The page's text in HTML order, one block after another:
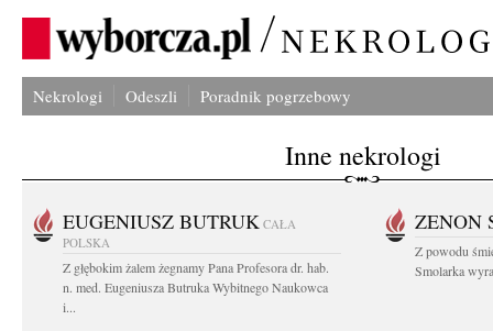
Nekrologi Odeszli Poradnik pogrzebowy
Inne nekrologi
EUGENIUSZ BUTRUK CAŁA
POLSKA
Z głębokim żalem żegnamy Pana Profesora dr. hab.
n. med. Eugeniusza Butruka Wybitnego Naukowca
i...
ZENON
Z powodu
Smolarka